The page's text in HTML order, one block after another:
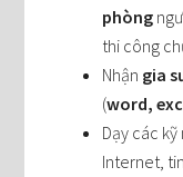
phòng
thi công
Nhận gia
(word,
Dạy các
Internet,